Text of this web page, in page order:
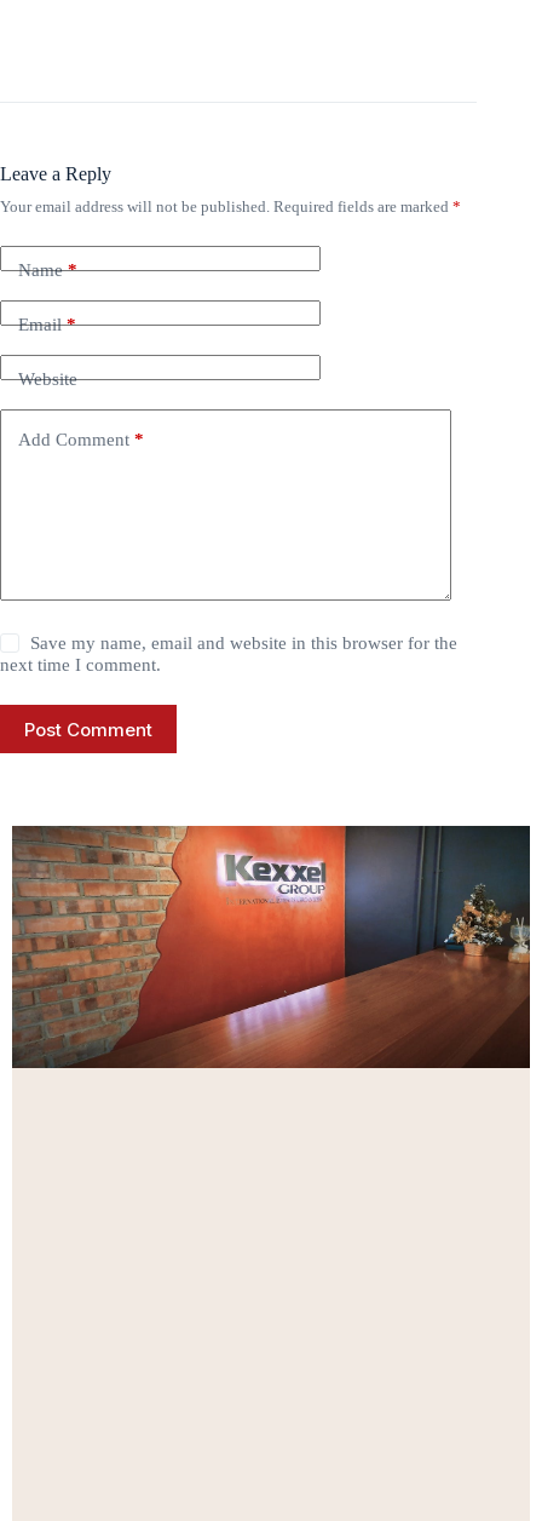
Leave a Reply
Your email address will not be published. Required fields are marked *
Name*
Email*
Website
Add Comment *
Save my name, email and website in this browser for the
next time I comment.
Post Comment